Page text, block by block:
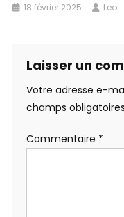
18 février 2025 Leo
Laisser un
Votre adresse e-
champs
Commentaire *